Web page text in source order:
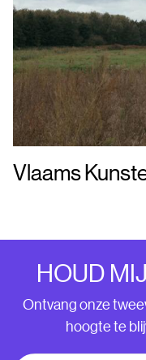
Vlaams
HOUD
Ontvang onze
hoogte te